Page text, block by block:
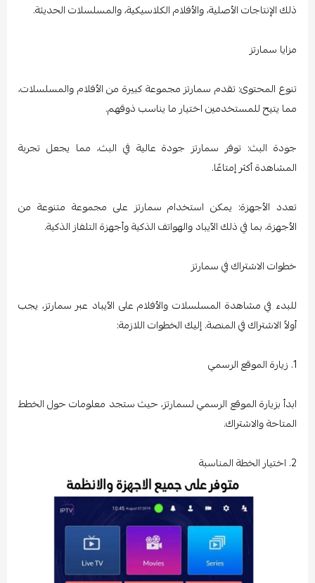
ذلك الإنتاجات الأصلية، والأفلام الكلاسيكية، والمسلسلات الحديثة.
مزايا سمارتز
تنوع المحتوى: تقدم سمارتز مجموعة كبيرة من الأفلام والمسلسلات،
مما يتيح للمستخدمين اختيار ما يناسب ذوقهم.
جودة البث: توفر سمارتز جودة عالية في البث، مما يجعل تجربة
المشاهدة أكثر إمتاعًا.
تعدد الأجهزة: يمكن استخدام سمارتز على مجموعة متنوعة من
الأجهزة، بما في ذلك الآيباد والهواتف الذكية وأجهزة التلفاز الذكية.
خطوات الاشتراك في سمارتز
للبدء في مشاهدة المسلسلات والأفلام على الآيباد عبر سمارتز، يجب
أولاً الاشتراك في المنصة. إليك الخطوات اللازمة:
1. زيارة الموقع الرسمي
ابدأ بزيارة الموقع الرسمي لسمارتز، حيث ستجد معلومات حول الخطط
المتاحة والاشتراك.
2. اختيار الخطة المناسبة